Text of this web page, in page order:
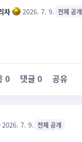
자· ·2026. 7. 9. 전체 공개
0 댓글 0 공유
·2026. 7. 9. 전체 공개